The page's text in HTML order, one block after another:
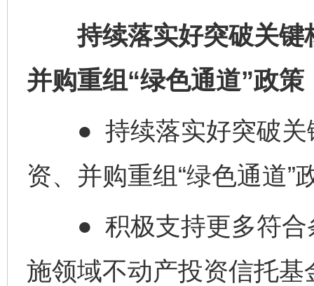
持续落实好突破关键
并购重组“绿色通道”政
● 持续落实好突破关
资、并购重组“绿色通道”
● 积极支持更多符合
施领域不动产投资信托基